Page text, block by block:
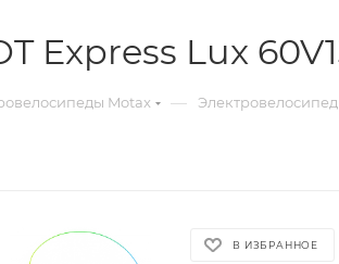
Express Lux
Motax — Электровелосипед
В ИЗБРАННОЕ